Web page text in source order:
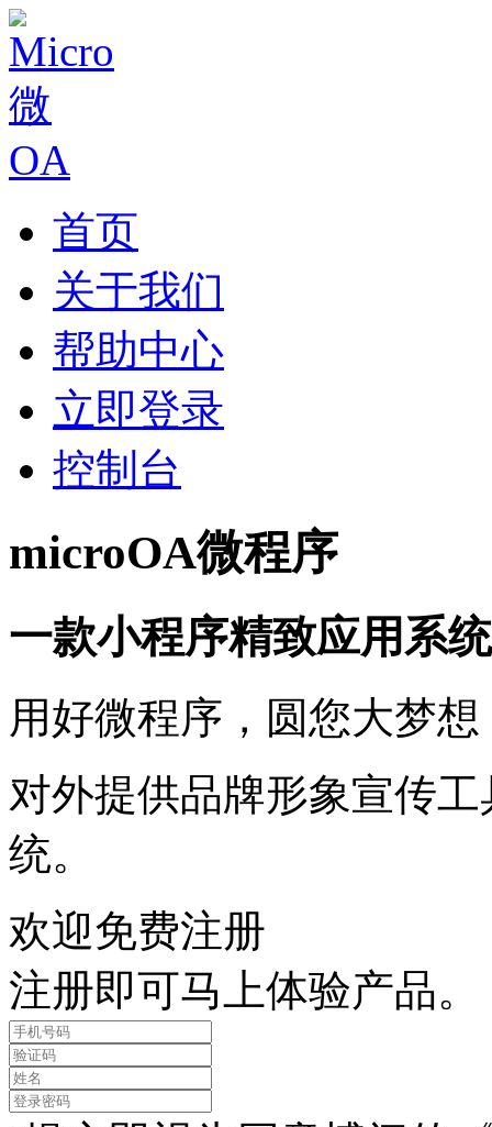
首页
关于我们
帮助中心
立即登录
控制台
microOA微程序
一款小程序精致应用系统
用好微程序，圆您大梦想
对外提供品牌形象宣传
统。
欢迎免费注册
注册即可马上体验产品。